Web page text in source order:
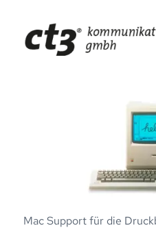
Mac Support für die